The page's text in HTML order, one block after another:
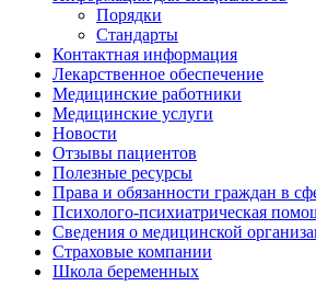
Порядки
Стандарты
Контактная информация
Лекарственное обеспечение
Медицинские работники
Медицинские услуги
Новости
Отзывы пациентов
Полезные ресурсы
Права и обязанности граждан в
Психолого-психиатрическая
Сведения о медицинской
Страховые компании
Школа беременных